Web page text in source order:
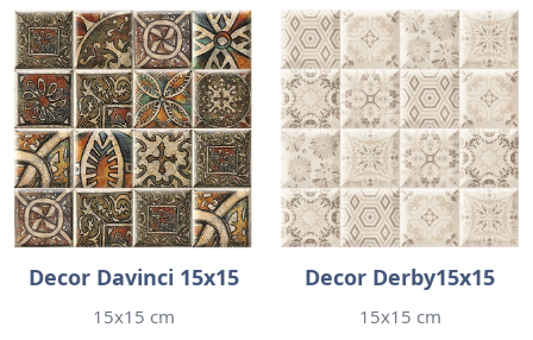
Decor Davinci 15x15
15x15 cm
Decor Derby15x15
15x15 cm